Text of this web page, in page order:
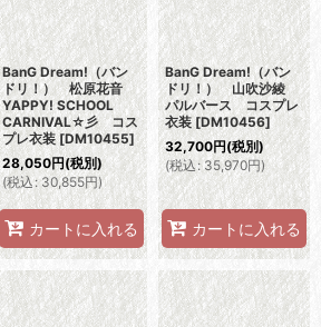
BanG Dream!（バン
ドリ！） 松原花音
YAPPY! SCHOOL
CARNIVAL☆彡 コス
プレ衣装 [DM10455]
28,050円(税別)
(税込: 30,855円)
カートに入れる
BanG Dream!（バン
ドリ！） 山吹沙綾
パルバース コスプレ
衣装 [DM10456]
32,700円(税別)
(税込 : 35,970円)
カートに入れる